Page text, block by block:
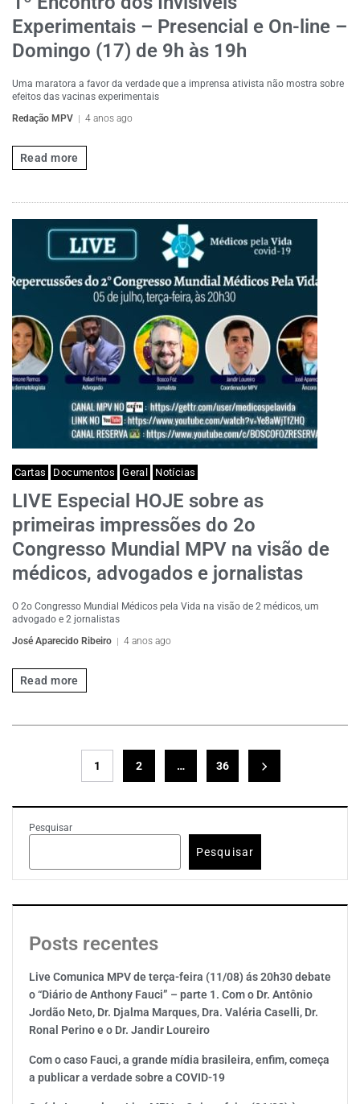
Experimentais – Presencial e On-line –
Domingo (17) de 9h às 19h
Uma maratora a favor da verdade que a imprensa ativista não mostra sobre
efeitos das vacinas experimentais
Redação MPV
4 anos ago
Read more
Cartas Documentos Geral Notícias
LIVE Especial HOJE sobre as
primeiras impressões do 2o
Congresso Mundial MPV na visão de
médicos, advogados e jornalistas
O 2o Congresso Mundial Médicos pela Vida na visão de 2 médicos, um
advogado e 2 jornalistas
José Aparecido Ribeiro
4 anos ago
Read more
1 2 … 36
Pesquisar
Pesquisar
Posts recentes
Live Comunica MPV de terça-feira (11/08) ás 20h30 debate
o “Diário de Anthony Fauci” – parte 1. Com o Dr. Antônio
Jordão Neto, Dr. Djalma Marques, Dra. Valéria Caselli, Dr.
Ronal Perino e o Dr. Jandir Loureiro
Com o caso Fauci, a grande mídia brasileira, enfim, começa
a publicar a verdade sobre a COVID-19